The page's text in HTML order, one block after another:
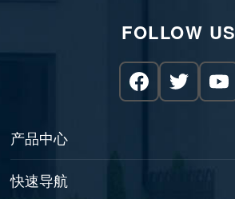
FOLLOW US
产品中心
快速导航